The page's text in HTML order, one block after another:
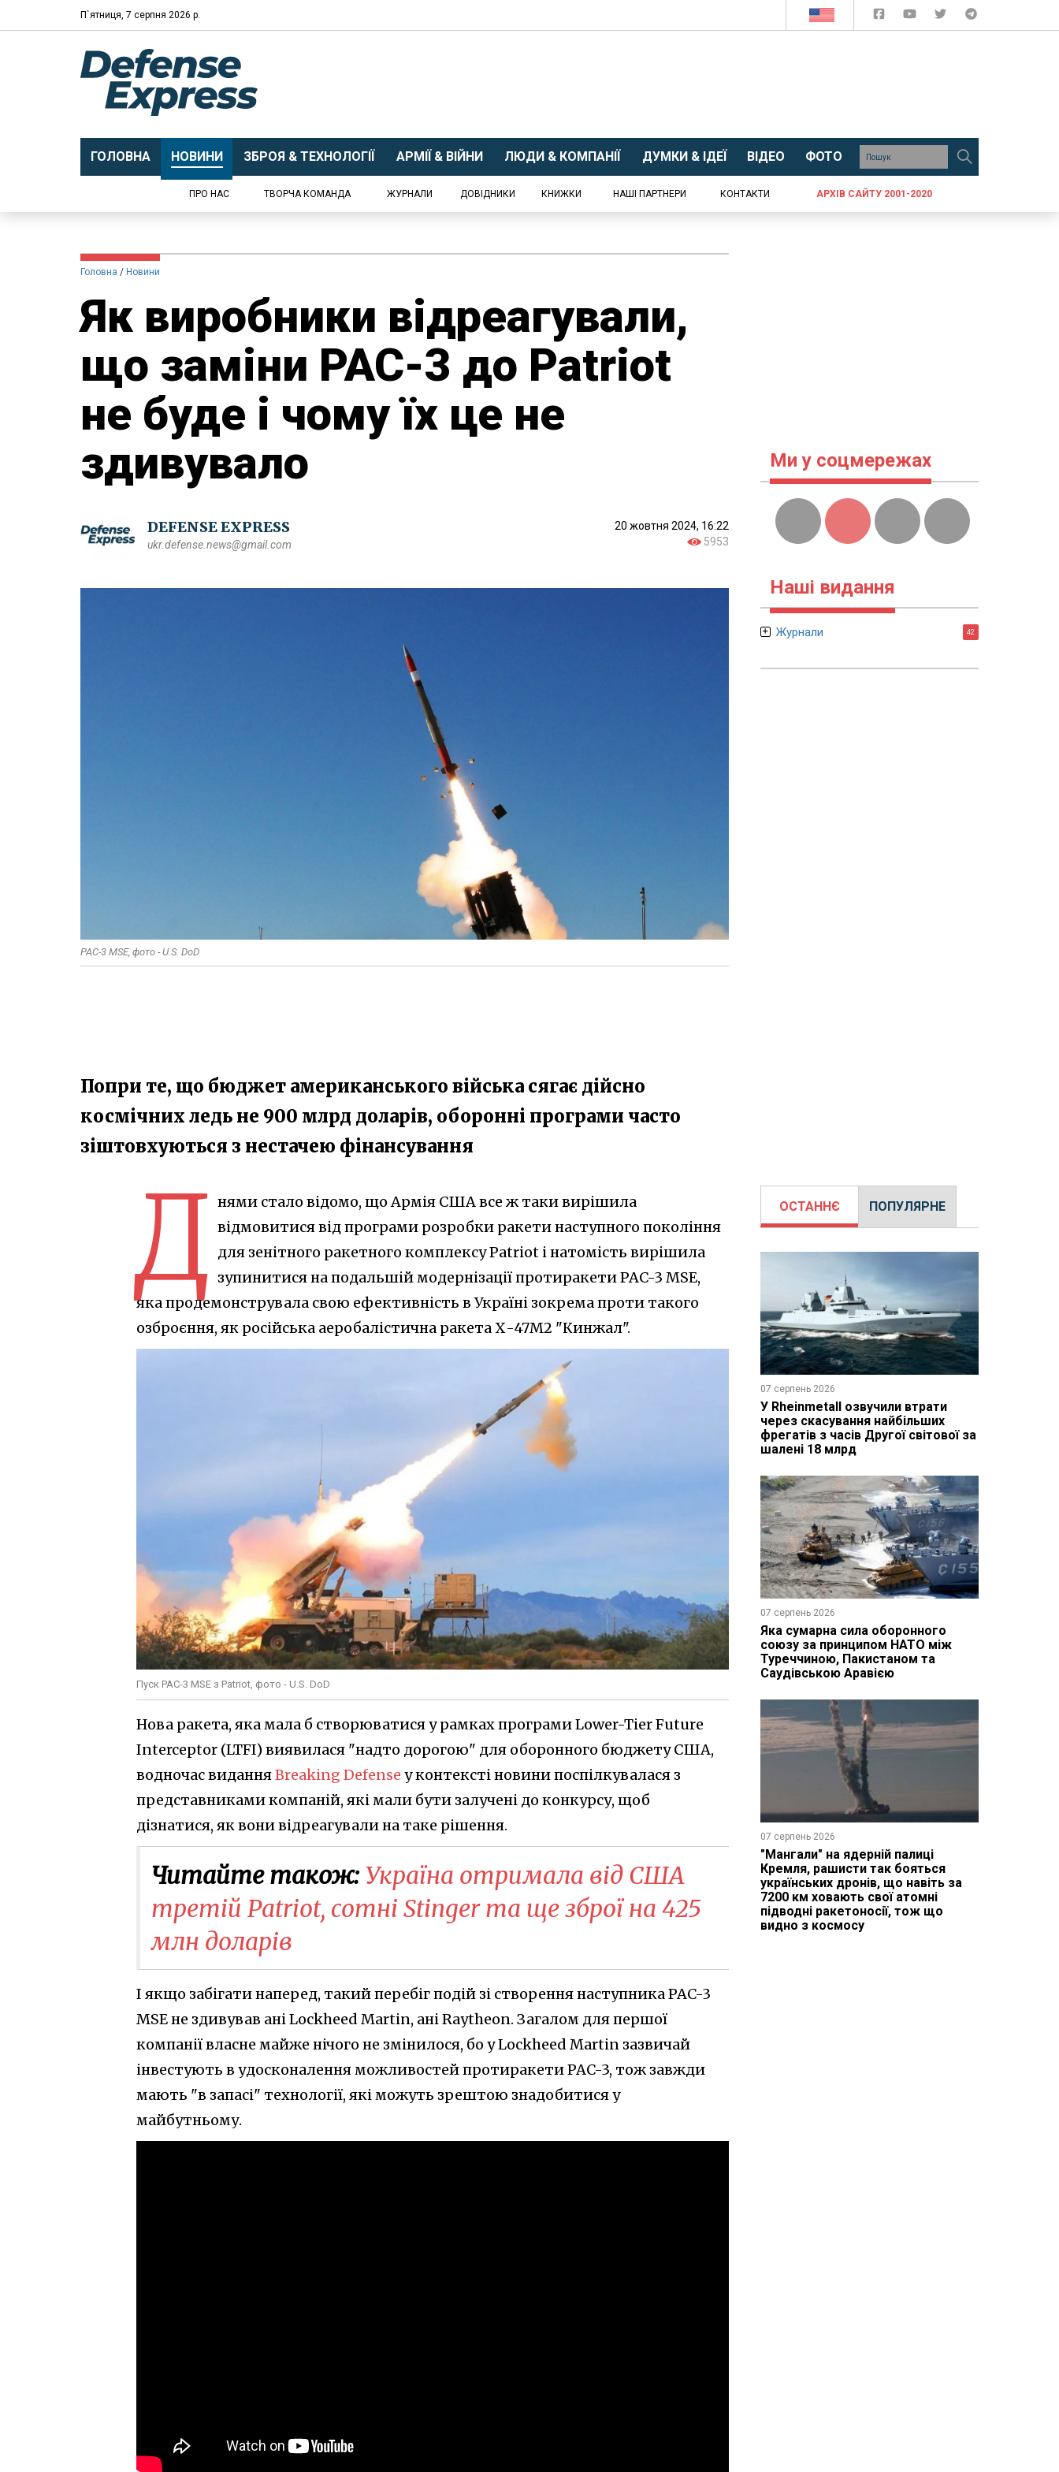
П`ятниця, 7 серпня 2026 р.
ГОЛОВНА НОВИНИ ЗБРОЯ & ТЕХНОЛОГІЇ АРМІЇ & ВІЙНИ ЛЮДИ & КОМПАНІЇ ДУМКИ & ІДЕЇ ВІДЕО ФОТО
ПРО НАС ТВОРЧА КОМАНДА ЖУРНАЛИ ДОВІДНИКИ КНИЖКИ НАШІ ПАРТНЕРИ КОНТАКТИ АРХІВ САЙТУ 2001-2020
Головна Новини
Як виробники відреагували,
що заміни PAC-3 до Patriot
не буде і чому їх це не
здивувало
DEFENSE EXPRESS
ukr.defense.news@gmail.com
20 жовтня 2024, 16:22
5953
PAC-3 MSE, фото - U.S. DoD
Попри те, що бюджет американського війська сягає дійсно
космічних ледь не 900 млрд доларів, оборонні програми часто
зіштовхуються з нестачею фінансування
Д нями стало відомо, що Армія США все ж таки вирішила
відмовитися від програми розробки ракети наступного покоління
для зенітного ракетного комплексу Patriot і натомість вирішила
зупинитися на подальшій модернізації протиракети PAC-3 MSE,
яка продемонструвала свою ефективність в Україні зокрема проти такого
озброєння, як російська аеробалістична ракета Х-47М2 "Кинжал".
Пуск PAC-3 MSE з Patriot, фото - U.S. DoD
Нова ракета, яка мала б створюватися у рамках програми Lower-Tier Future
Interceptor (LTFI) виявилася "надто дорогою" для оборонного бюджету США,
водночас виданняBreaking Defense у контексті новини поспілкувалася з
представниками компаній, які мали бути залучені до конкурсу, щоб
дізнатися, як вони відреагували на таке рішення.
Читайте також: Україна отримала від США
третій Patriot, сотні Stinger та ще зброї на 425
млн доларів
І якщо забігати наперед, такий перебіг подій зі створення наступника PAC-3
MSE не здивував ані Lockheed Martin, ані Raytheon. Загалом для першої
компанії власне майже нічого не змінилося, бо у Lockheed Martin зазвичай
інвестують в удосконалення можливостей протиракети PAC-3, тож завжди
мають "в запасі" технології, які можуть зрештою знадобитися у
майбутньому.
Ми у соцмережах
Наші видання
Журнали 42
ОСТАННЄ ПОПУЛЯРНЕ
07 серпень 2026
У Rheinmetall озвучили втрати
через скасування найбільших
фрегатів з часів Другої світової за
шалені 18 млрд
07 серпень 2026
Яка сумарна сила оборонного
союзу за принципом НАТО між
Туреччиною, Пакистаном та
Саудівською Аравією
07 серпень 2026
"Мангали" на ядерній палиці
Кремля, рашисти так бояться
українських дронів, що навіть за
7200 км ховають свої атомні
підводні ракетоносії, тож що
видно з космосу